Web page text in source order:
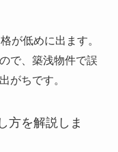
が低めに出ます。
で、築浅物件で誤
がちです。
方を解説しま